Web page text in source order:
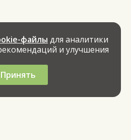
файлы для аналитики
и улучшения
Принять